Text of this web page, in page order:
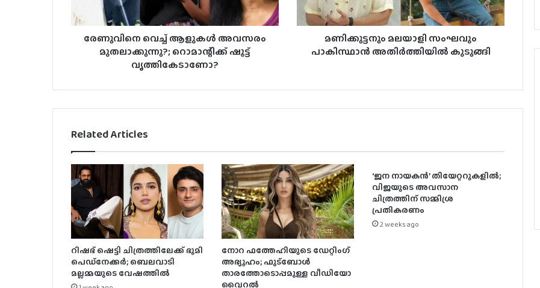
രേണുവിനെ വെച്ച് ആളുകൾ അവസരം
മുതലാക്കുന്നു?; റൊമാന്റിക്ക് ഷൂട്ട്
വൃത്തികേടാണോ?
മണിക്കുട്ടനും മലയാളി സംഘവും
പാകിസ്ഥാൻ അതിർത്തിയിൽ കുടുങ്ങി
Related Articles
റിഷഭ് ഷെട്ടി ചിത്രത്തിലേക്ക് ഭൂമി
പെഡ്‌നേക്കർ; ബെലവാടി
മല്ലമ്മയുടെ വേഷത്തിൽ
നോറ ഫത്തേഹിയുടെ ഡേറ്റിംഗ്
അഭ്യൂഹം; ഫുട്ബോൾ
താരത്തോടൊപ്പമുള്ള വീഡിയോ
വൈറൽ
‘ജന നായകൻ’ തിയേറ്ററുകളിൽ;
വിജയുടെ അവസാന
ചിത്രത്തിന് സമ്മിശ്ര
പ്രതികരണം
2 weeks ago